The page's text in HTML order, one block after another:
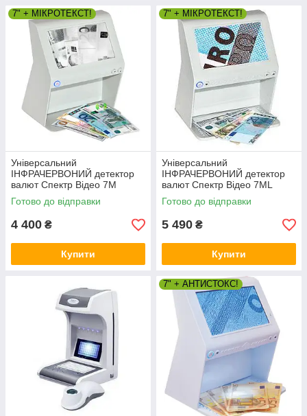
7" + МІКРОТЕКСТ!
Універсальний
ІНФРАЧЕРВОНИЙ детектор
валют Спектр Відео 7М
Готово до відправки
4 400 ₴
Купити
7" + МІКРОТЕКСТ!
Універсальний
ІНФРАЧЕРВОНИЙ детектор
валют Спектр Відео 7МL
(опція "миша" М)
Готово до відправки
5 490 ₴
Купити
7" + АНТИСТОКС!